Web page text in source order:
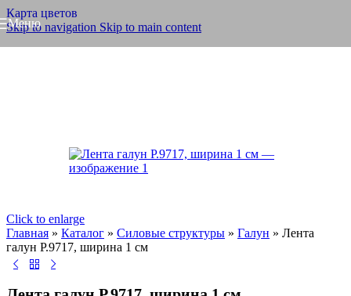
Карта цветов
Skip to navigation Skip to main content
Меню
Click to enlarge
Главная » Каталог » Силовые структуры » Галун » Лента
галун Р.9717, ширина 1 см